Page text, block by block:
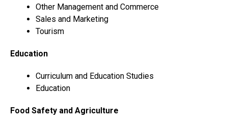
Other Management and Commerce
Sales and Marketing
Tourism
Education
Curriculum and Education Studies
Education
Food Safety and Agriculture